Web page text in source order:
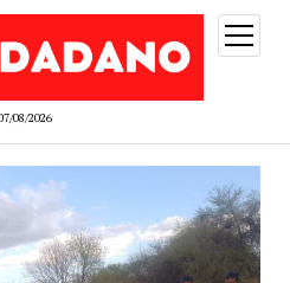
08/2026
abrir
menú